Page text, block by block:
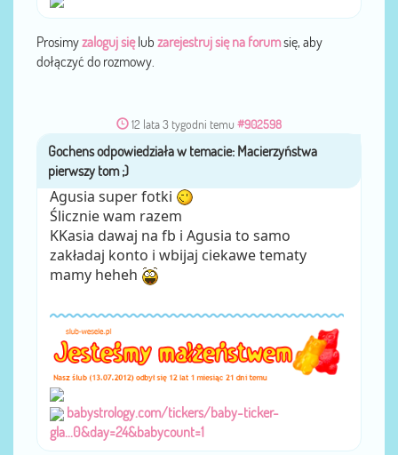
Prosimyzaloguj sięlub zarejestruj się na forumsię, aby
dołączyć do rozmowy.
12 lata 3 tygodni temu #902598
przezGochens
Agusia super fotki
Ślicznie wam razem
KKasia dawaj na fb i Agusia to samo
zakładaj konto i wbijaj ciekawe tematy
mamy heheh
babystrology.com/tickers/baby-ticker-
gla...0&day=24&babycount=1